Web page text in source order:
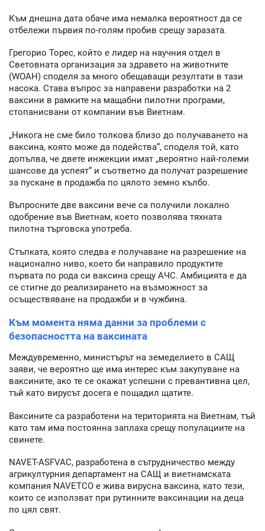
Към днешна дата обаче има немалка вероятност да се
отбележи първия по-голям пробив срещу заразата.
Грегорио Торес, който е лидер на научния отдел в
Световната организация за здравето на животните
(WOAH) споделя за много обещаващи резултати в тази
насока. Става въпрос за направени разработки на 2
ваксини в рамките на мащабни пилотни програми,
стопанисвани от компании във Виетнам.
„Никога не сме било толкова близо до получаването на
ваксина, която може да подейства“, споделя той, като
допълва, че двете инжекции имат „вероятно най-големи
шансове да успеят“ и съответно да получат разрешение
за пускане в продажба по цялото земно кълбо.
Въпросните две ваксини вече са получили локално
одобрение във Виетнам, което позволява тяхната
пилотна търговска употреба.
Стъпката, която следва е получаване на разрешение на
национално ниво, което би направило продуктите
първата по рода си ваксина срещу АЧС. Амбицията е да
се стигне до реализирането на възможност за
осъществяване на продажби и в чужбина.
Към момента няма данни за проблеми с
безопасността на ваксината
Междувременно, министърът на земеделието в САЩ
заяви, че вероятно ще има интерес към закупуване на
ваксините, ако те се окажат успешни с превантивна цел,
тъй като вирусът досега е пощадил щатите.
Ваксините са разработени на територията на Виетнам, тъй
като там има постоянна заплаха срещу популациите на
свинете.
NAVET-ASFVAC, разработена в сътрудничество между
агрикултурния департамент на САЩ и виетнамската
компания NAVETCO е жива вирусна ваксина, като тези,
които се използват при рутинните ваксинации на деца
по цял свят.